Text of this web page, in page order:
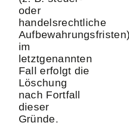
oder
handelsrechtliche
im
letztgenannten
Fall erfolgt die
Löschung
nach Fortfall
dieser
Gründe.